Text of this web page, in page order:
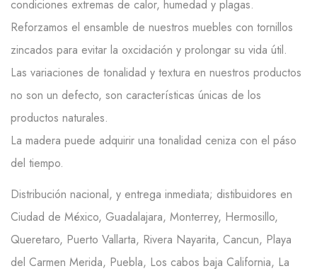
condiciones extremas de calor, humedad y plagas.
Reforzamos el ensamble de nuestros muebles con tornillos
zincados para evitar la oxcidación y prolongar su vida útil.
Las variaciones de tonalidad y textura en nuestros productos
no son un defecto, son características únicas de los
productos naturales.
La madera puede adquirir una tonalidad ceniza con el páso
del tiempo.
Distribución nacional, y entrega inmediata; distibuidores en
Ciudad de México, Guadalajara, Monterrey, Hermosillo,
Queretaro, Puerto Vallarta, Rivera Nayarita, Cancun, Playa
del Carmen Merida, Puebla, Los cabos baja California, La